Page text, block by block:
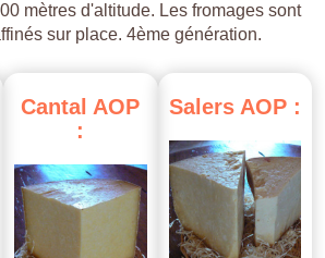
mètres d'altitude. Les fromages sont
sur place. 4ème génération.
Cantal AOP
:
Salers AOP :